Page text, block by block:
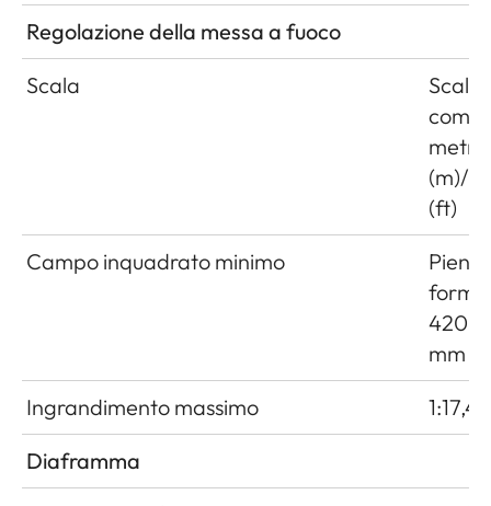
Regolazione della messa a fuoco
Scala
Scala
metri
(m)/
(ft)
Campo inquadrato minimo
Pieno
420 x
mm
Ingrandimento massimo
1:17,4
Diaframma